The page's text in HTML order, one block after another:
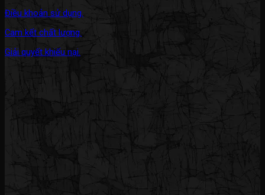
Điều khoản sử dụng.
Cam kết chất lượng.
Giải quyết khiếu nại.